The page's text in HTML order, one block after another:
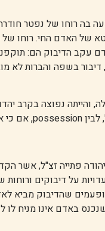
בה רוחו של נפטר
של האדם החי. רוחו
עקב הדיבוק הם:
דיבור בשפה והברות
נפוצה בקרב
פתייה זצ"ל, אשר
על דיבוקים
שהדיבוק מביא
שנכנס באדם אינו מניח